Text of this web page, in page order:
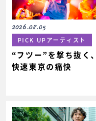
2026.08.05
PICK UPアーティスト
“フツー”を撃ち抜く、
快速東京の痛快